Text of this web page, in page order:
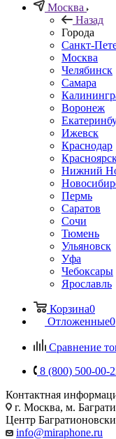
Москва
Назад
Города
Санкт-
Москва
Челябинск
Самара
Воронеж
Ижевск
Краснодар
Нижний
Пермь
Саратов
Сочи
Тюмень
Ульяновск
Уфа
Чебоксары
Ярославль
Корзина0
Отложенные0
Сравнение
8 (800) 500-00-
Контактная
г. Москва, м.
Центр
info@miraphone.ru